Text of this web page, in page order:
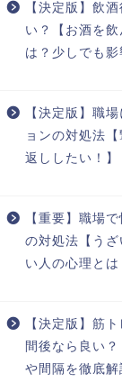
【決定版】飲
い？【お酒を
は？少しでも影
【決定版】職
ョンの対処法
返ししたい！】
【重要】職場
の対処法【う
い人の心理とは
【決定版】筋
間後なら良い
や間隔を徹底解